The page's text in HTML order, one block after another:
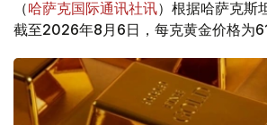
（哈萨克国际通讯社讯）根据哈萨克斯
截至2026年8月6日，每克黄金价格为